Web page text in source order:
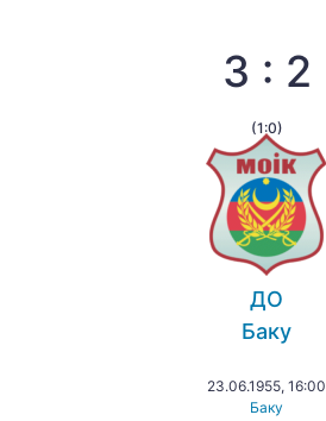
3 : 2
(1:0)
ДО
Баку
23.06.1955, 16:00
Баку